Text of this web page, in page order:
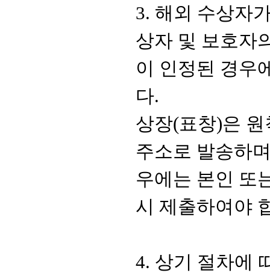
3. 해외 수상자
상자 및 보호자
이 인정된 경우
다.
상장(표창)은
주소로 발송하
우에는 본인 또
시 제출하여야
4. 상기 절차에